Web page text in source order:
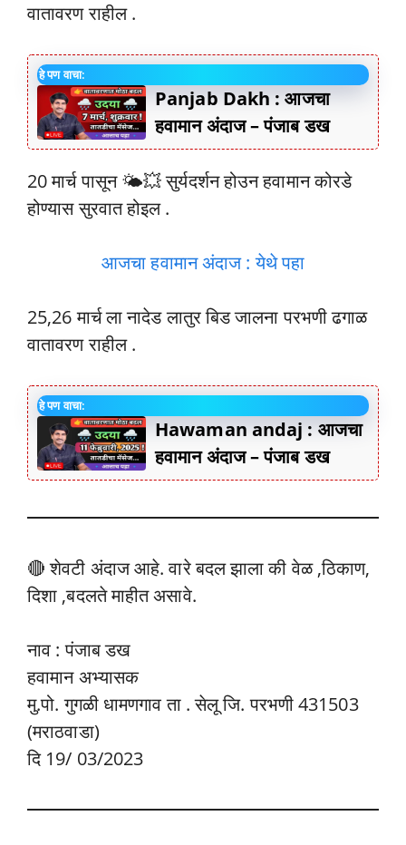
वातावरण राहील .
हे पण वाचा:
Panjab Dakh : आजचा
हवामान अंदाज – पंजाब डख
20 मार्च पासून 🌤️💥 सुर्यदर्शन होउन हवामान कोरडे
होण्यास सुरवात होइल .
आजचा हवामान अंदाज : येथे पहा
25,26 मार्च ला नादेड लातुर बिड जालना परभणी ढगाळ
वातावरण राहील .
हे पण वाचा:
Hawaman andaj : आजचा
हवामान अंदाज – पंजाब डख
🔴 शेवटी अंदाज आहे. वारे बदल झाला की वेळ ,ठिकाण,
दिशा ,बदलते माहीत असावे.
नाव : पंजाब डख
हवामान अभ्यासक
मु.पो. गुगळी धामणगाव ता . सेलू जि. परभणी 431503
(मराठवाडा)
दि 19/ 03/2023